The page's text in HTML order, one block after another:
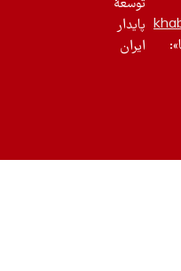
توسعۀ
پایدار
ایران